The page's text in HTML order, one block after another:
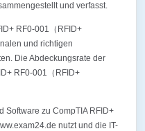
und verfasst.
RF0-001（RFID+
und richtigen
Die Abdeckungsrate der
RF0-001（RFID+
Software zu CompTIA RFID+
nutzt und die IT-